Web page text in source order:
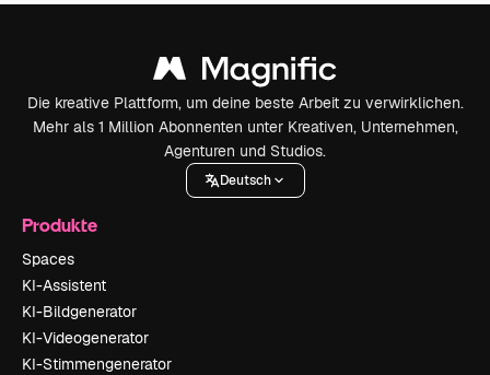
Die kreative Plattform, um deine beste Arbeit zu verwirklichen.
Mehr als 1 Million Abonnenten unter Kreativen, Unternehmen,
Agenturen und Studios.
Deutsch
Produkte
Spaces
KI-Assistent
KI-Bildgenerator
KI-Videogenerator
KI-Stimmengenerator